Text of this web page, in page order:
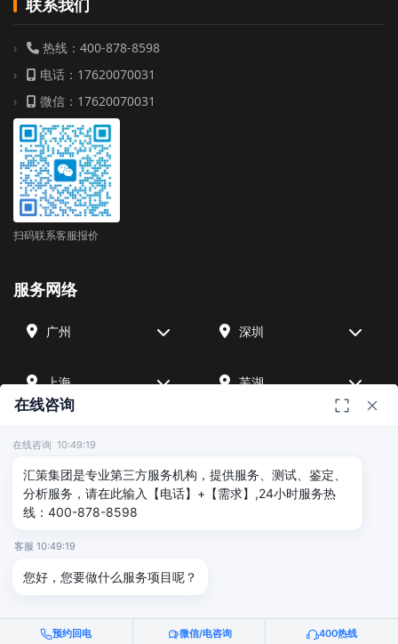
热线：400-878-8598
电话：17620070031
微信：17620070031
扫码联系客服报价
服务网络
广州 深圳
上海 芜湖
北京 武汉
友情链接
广州海沣检测 汇策可靠性检测
© 2026 深圳汇策众创空间管理有限公司 & 广州海沣检测认证有限公司
在线咨询
在线咨询 10:49:19
汇策集团是专业第三方服务机构，提供服务、测试、鉴定、
分析服务，请在此输入【电话】+【需求】,24小时服务热
线：400-878-8598
客服 10:49:19
您好，您要做什么服务项目呢？
预约回电 微信/电咨询 400热线